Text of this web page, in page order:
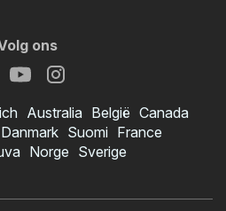
ons
Australia België Canada
Danmark Suomi France
Norge Sverige